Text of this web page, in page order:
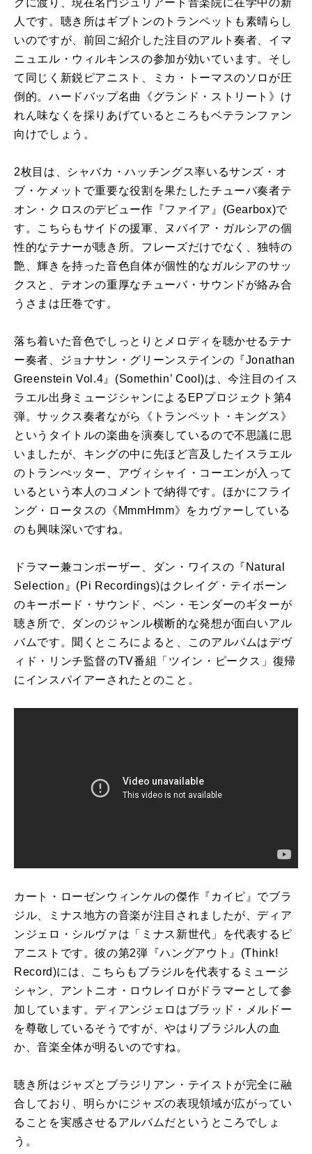
クに渡り、現在名門ジュリアード音楽院に在学中の新
人です。聴き所はギブトンのトランペットも素晴らし
いのですが、前回ご紹介した注目のアルト奏者、イマ
ニュエル・ウィルキンスの参加が効いています。そし
て同じく新鋭ピアニスト、ミカ・トーマスのソロが圧
倒的。ハードバップ名曲《グランド・ストリート》け
れん味なくを採りあげているところもベテランファン
向けでしょう。
2枚目は、シャバカ・ハッチングス率いるサンズ・オ
ブ・ケメットで重要な役割を果たしたチューバ奏者テ
オン・クロスのデビュー作『ファイア』 (Gearbox)で
す。こちらもサイドの援軍、ヌバイア・ガルシアの個
性的なテナーが聴き所。フレーズだけでなく、独特の
艶、輝きを持った音色自体が個性的なガルシアのサッ
クスと、テオンの重厚なチューバ・サウンドが絡み合
うさまは圧巻です。
落ち着いた音色でしっとりとメロディを聴かせるテナ
ー奏者、ジョナサン・グリーンステインの『Jonathan
Greenstein Vol.4 』 (Somethin’ Cool)は、今注目のイス
ラエル出身ミュージシャンによる EPプロジェクト第4
弾。サックス奏者ながら《トランペット・キングス》
というタイトルの楽曲を演奏しているので不思議に思
いましたが、キングの中に先ほど言及したイスラエル
のトランぺッター、アヴィシャイ・コーエンが入って
いるという本人のコメントで納得です。ほかにフライ
ング・ロータスの《 MmmHmm》をカヴァーしている
のも興味深いですね。
ドラマー兼コンポーザー、ダン・ワイスの『 Natural
Selection 』 (Pi Recordings)はクレイグ・テイボーン
のキーボード・サウンド、ベン・モンダーのギターが
聴き所で、ダンのジャンル横断的な発想が面白いアル
バムです。聞くところによると、このアルバムはデヴ
ィド・リンチ監督のTV番組「ツイン・ピークス」復帰
にインスパイアーされたとのこと。
カート・ローゼンウィンケルの傑作『カイピ』でブラ
ジル、ミナス地方の音楽が注目されましたが、ディア
ンジェロ・シルヴァは「ミナス新世代」を代表するピ
アニストです。彼の第2弾『ハングアウト』 (Think!
Record)には、こちらもブラジルを代表するミュージ
シャン、アントニオ・ロウレイロがドラマーとして参
加しています。ディアンジェロはブラッド・メルドー
を尊敬しているそうですが、やはりブラジル人の血
か、音楽全体が明るいのですね。
聴き所はジャズとブラジリアン・テイストが完全に融
合しており、明らかにジャズの表現領域が広がってい
ることを実感させるアルバムだというところでしょ
う。